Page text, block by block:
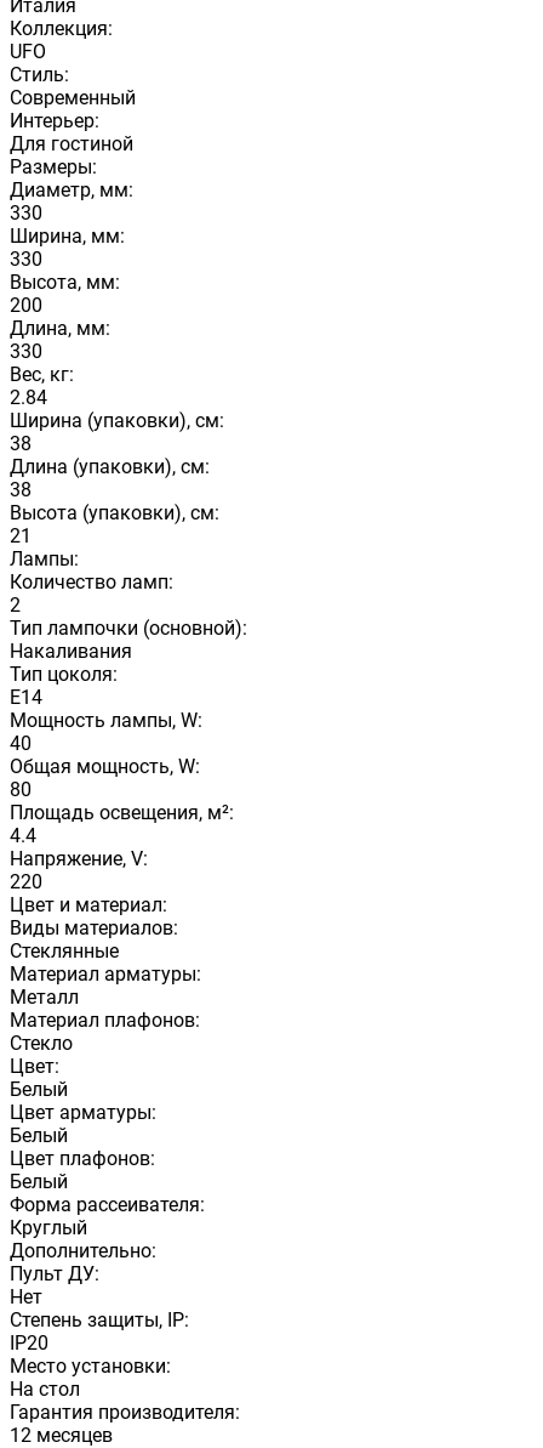
Италия
Коллекция:
UFO
Стиль:
Современный
Интерьер:
Для гостиной
Размеры:
Диаметр, мм:
330
Ширина, мм:
330
Высота, мм:
200
Длина, мм:
330
Вес, кг:
2.84
Ширина (упаковки), см:
38
Длина (упаковки), см:
38
Высота (упаковки), см:
21
Лампы:
Количество ламп:
2
Тип лампочки (основной):
Накаливания
Тип цоколя:
E14
Мощность лампы, W:
40
Общая мощность, W:
80
Площадь освещения, м²:
4.4
Напряжение, V:
220
Цвет и материал:
Виды материалов:
Стеклянные
Материал арматуры:
Металл
Материал плафонов:
Стекло
Цвет:
Белый
Цвет арматуры:
Белый
Цвет плафонов:
Белый
Форма рассеивателя:
Круглый
Дополнительно:
Пульт ДУ:
Нет
Степень защиты, IP:
IP20
Место установки:
На стол
Гарантия производителя:
12 месяцев